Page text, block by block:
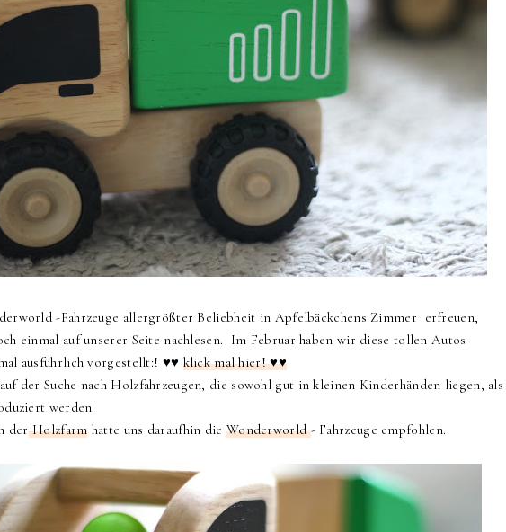
-Fahrzeuge allergrößter Beliebheit in Apfelbäckchens Zimmer erfreuen,
einmal auf unserer Seite nachlesen. Im Februar haben wir diese tollen Autos
ausführlich vorgestellt:! ♥♥ klick mal hier! ♥♥
der Suche nach Holzfahrzeugen, die sowohl gut in kleinen Kinderhänden liegen, als
werden.
derHolzfarm hatte uns daraufhin die Wonderworld- Fahrzeuge empfohlen.